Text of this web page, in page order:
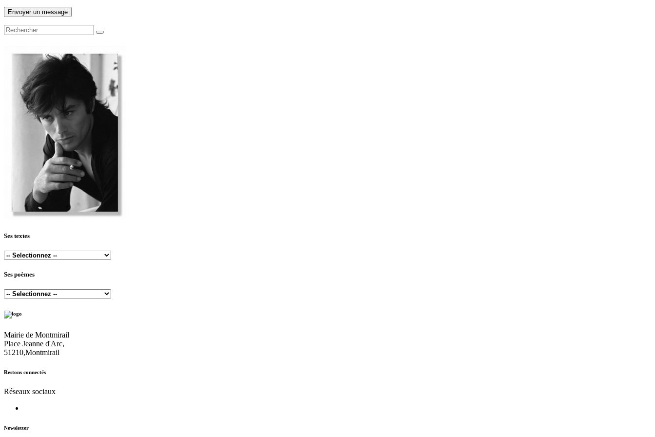
Ses textes
Ses poèmes
Mairie de Montmirail
Place Jeanne d'Arc,
51210,Montmirail
Restons connectés
Réseaux sociaux
Newsletter